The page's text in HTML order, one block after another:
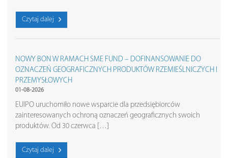
Czytaj dalej
NOWY BON W RAMACH SME FUND – DOFINANSOWANIE DO
OZNACZEŃ GEOGRAFICZNYCH PRODUKTÓW RZEMIEŚLNICZYCH I
PRZEMYSŁOWYCH
01-08-2026
EUIPO uruchomiło nowe wsparcie dla przedsiębiorców
zainteresowanych ochroną oznaczeń geograficznych swoich
produktów. Od 30 czerwca […]
Czytaj dalej